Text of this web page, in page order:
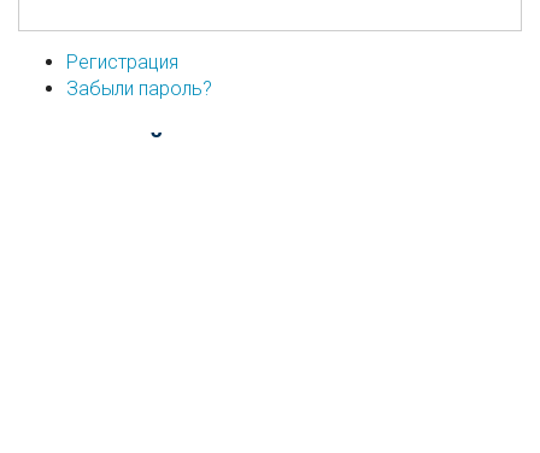
Регистрация
Забыли пароль?
...или войдите используя